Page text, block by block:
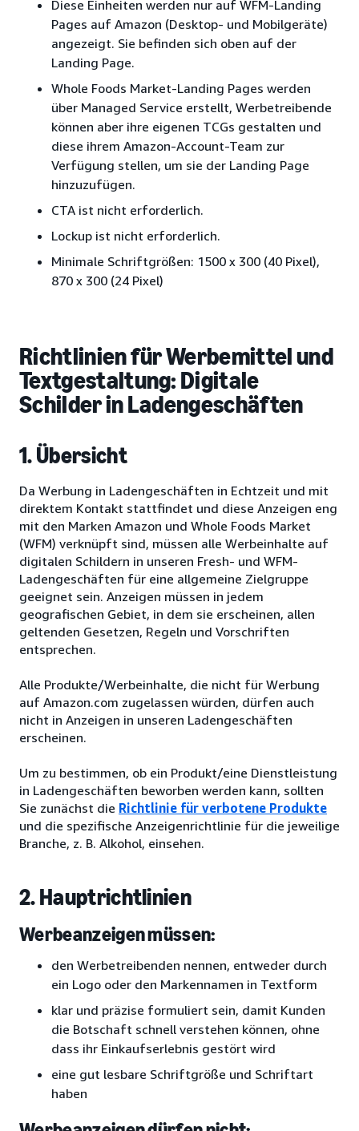
Diese Einheiten werden nur auf WFM-Landing
Pages auf Amazon (Desktop- und Mobilgeräte)
angezeigt. Sie befinden sich oben auf der
Landing Page.
Whole Foods Market-Landing Pages werden
über Managed Service erstellt, Werbetreibende
können aber ihre eigenen TCGs gestalten und
diese ihrem Amazon-Account-Team zur
Verfügung stellen, um sie der Landing Page
hinzuzufügen.
CTA ist nicht erforderlich.
Lockup ist nicht erforderlich.
Minimale Schriftgrößen: 1500 x 300 (40 Pixel),
870 x 300 (24 Pixel)
Richtlinien für Werbemittel und
Textgestaltung: Digitale
Schilder in Ladengeschäften
1. Übersicht
Da Werbung in Ladengeschäften in Echtzeit und mit
direktem Kontakt stattfindet und diese Anzeigen eng
mit den Marken Amazon und Whole Foods Market
(WFM) verknüpft sind, müssen alle Werbeinhalte auf
digitalen Schildern in unseren Fresh- und WFM-
Ladengeschäften für eine allgemeine Zielgruppe
geeignet sein. Anzeigen müssen in jedem
geografischen Gebiet, in dem sie erscheinen, allen
geltenden Gesetzen, Regeln und Vorschriften
entsprechen.
Alle Produkte/Werbeinhalte, die nicht für Werbung
auf Amazon.com zugelassen würden, dürfen auch
nicht in Anzeigen in unseren Ladengeschäften
erscheinen.
Um zu bestimmen, ob ein Produkt/eine Dienstleistung
in Ladengeschäften beworben werden kann, sollten
Sie zunächst die Richtlinie für verbotene Produkte
und die spezifische Anzeigenrichtlinie für die jeweilige
Branche, z. B. Alkohol, einsehen.
2. Hauptrichtlinien
Werbeanzeigen müssen:
den Werbetreibenden nennen, entweder durch
ein Logo oder den Markennamen in Textform
klar und präzise formuliert sein, damit Kunden
die Botschaft schnell verstehen können, ohne
dass ihr Einkaufserlebnis gestört wird
eine gut lesbare Schriftgröße und Schriftart
haben